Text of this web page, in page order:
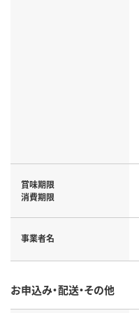
賞味期限
消費期限
事業者名
お申込み・配送・その他